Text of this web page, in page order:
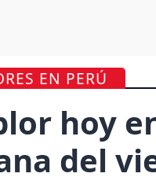
EN PERÚ
hoy
del